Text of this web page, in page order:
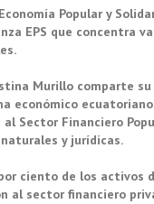
Popular y
EPS que concentra
Murillo comparte su
económico
Sector Financiero
y jurídicas.
ciento de los
al sector financiero